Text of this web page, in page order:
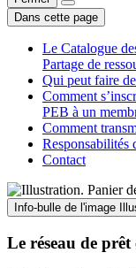
Dans cette page
Le Catalogue
Partage de
Qui peut faire
Comment
PEB à un
Comment
Responsabilités
Contact
Info-bulle de l'image
Le réseau de